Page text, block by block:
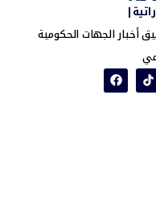
أخبار الجهات الحكومية